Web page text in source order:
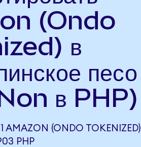
(Ondo
в
песо
в PHP)
AMAZON (ONDO TOKENIZED)
PHP